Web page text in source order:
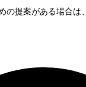
の提案がある場合は、